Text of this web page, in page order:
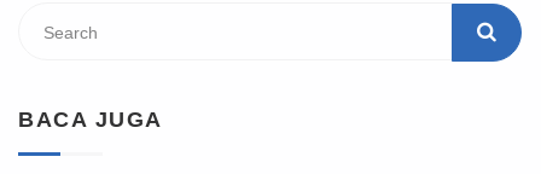
BACA JUGA